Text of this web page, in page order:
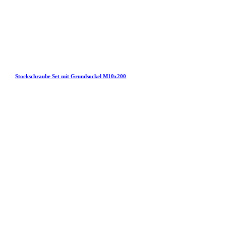
Stockschraube Set mit Grundsockel M10x200